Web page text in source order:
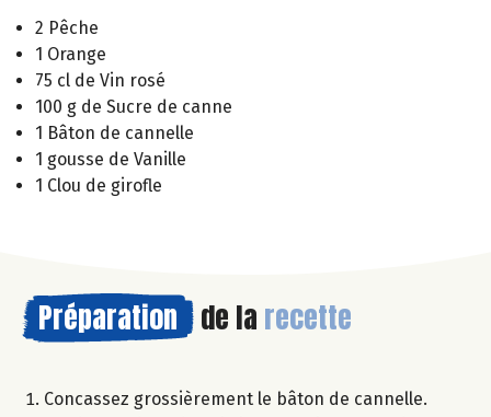
2 Pêche
1 Orange
75 cl de Vin rosé
100 g de Sucre de canne
1 Bâton de cannelle
1 gousse de Vanille
1 Clou de girofle
Préparation de la recette
Concassez grossièrement le bâton de cannelle.